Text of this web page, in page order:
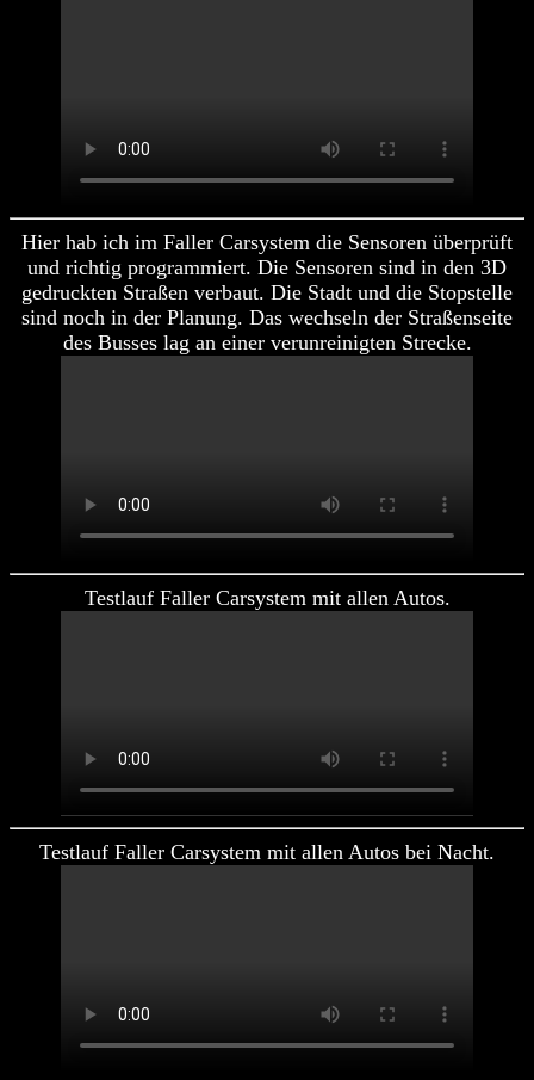
Hier hab ich im Faller Carsystem die Sensoren überprüft
und richtig programmiert. Die Sensoren sind in den 3D
gedruckten Straßen verbaut. Die Stadt und die Stopstelle
sind noch in der Planung. Das wechseln der Straßenseite
des Busses lag an einer verunreinigten Strecke.
Testlauf Faller Carsystem mit allen Autos.
Testlauf Faller Carsystem mit allen Autos bei Nacht.